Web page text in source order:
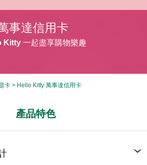
事達信用卡
Kitty 一起盡享購物樂趣
卡 > Hello Kitty 萬事達信用卡
產品特色